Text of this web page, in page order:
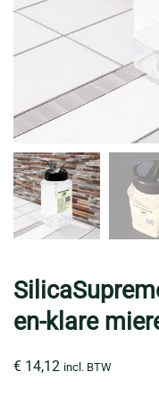
en-klare
€ 14,12 incl. BTW